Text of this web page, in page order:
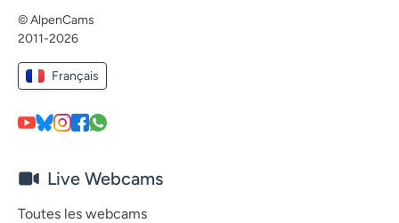
© AlpenCams
2011-2026
Français
Live Webcams
Toutes les webcams